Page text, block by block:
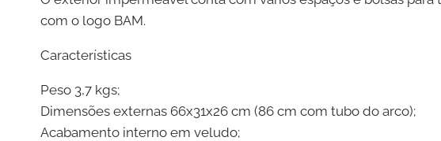
com o logo BAM.
Características
Peso 3,7 kgs;
Dimensões externas 66x31x26 cm (86 cm com tubo do arco);
Acabamento interno em veludo;